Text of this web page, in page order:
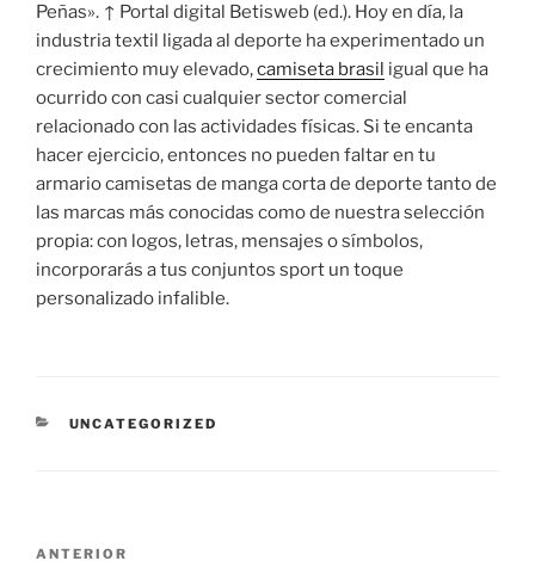
Peñas». ↑ Portal digital Betisweb (ed.). Hoy en día, la
industria textil ligada al deporte ha experimentado un
crecimiento muy elevado,camiseta brasil igual que ha
ocurrido con casi cualquier sector comercial
relacionado con las actividades físicas. Si te encanta
hacer ejercicio, entonces no pueden faltar en tu
armario camisetas de manga corta de deporte tanto de
las marcas más conocidas como de nuestra selección
propia: con logos, letras, mensajes o símbolos,
incorporarás a tus conjuntos sport un toque
personalizado infalible.
CATEGORÍAS
UNCATEGORIZED
Entrada
ANTERIOR